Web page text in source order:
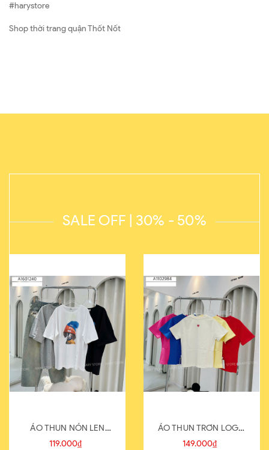
#harystore
Shop thời trang quận Thốt Nốt
SALE OFF | 30% - 50%
ÁO THUN NÓN LEN
821-1
119.000₫
ÁO THUN TRƠN LOGO
SAU
149.000₫